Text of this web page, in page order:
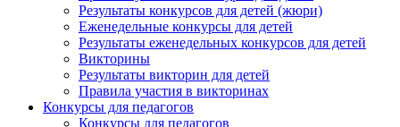
Результаты конкурсов для детей (жюри)
Еженедельные конкурсы для детей
Результаты еженедельных конкурсов для детей
Викторины
Результаты викторин для детей
Правила участия в викторинах
Конкурсы для педагогов